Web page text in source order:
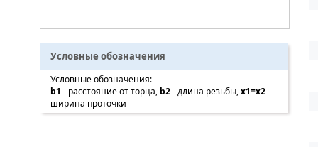
Условные обозначения
Условные обозначения:
b1 - расстояние от торца, b2- длина резьбы,x1=x2-
ширина проточки